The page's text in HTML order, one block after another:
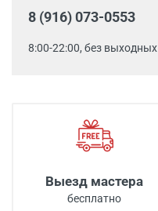
8 (916) 073-0553
8:00-22:00, без выходных
Выезд мастера
бесплатно